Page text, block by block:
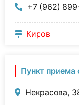
+7 (962)
Киров
Пункт приема
Некрасова,